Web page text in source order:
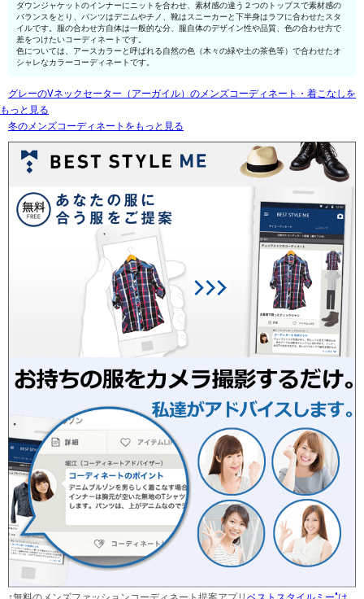
ダウンジャケットのインナーにニットを合わせ、素材感の違う２つのトップスで素材感の
バランスをとり、パンツはデニムやチノ、靴はスニーカーと下半身はラフに合わせたスタ
イルです。服の合わせ方自体は一般的な分、服自体のデザイン性や品質、色の合わせ方で
差をつけたいコーディネートです。
色については、アースカラーと呼ばれる自然の色（木々の緑や土の茶色等）で合わせたオ
シャレなカラーコーディネートです。
グレーのVネックセーター（アーガイル）のメンズコーディネート・着こなしを
もっと見る
冬のメンズコーディネートをもっと見る